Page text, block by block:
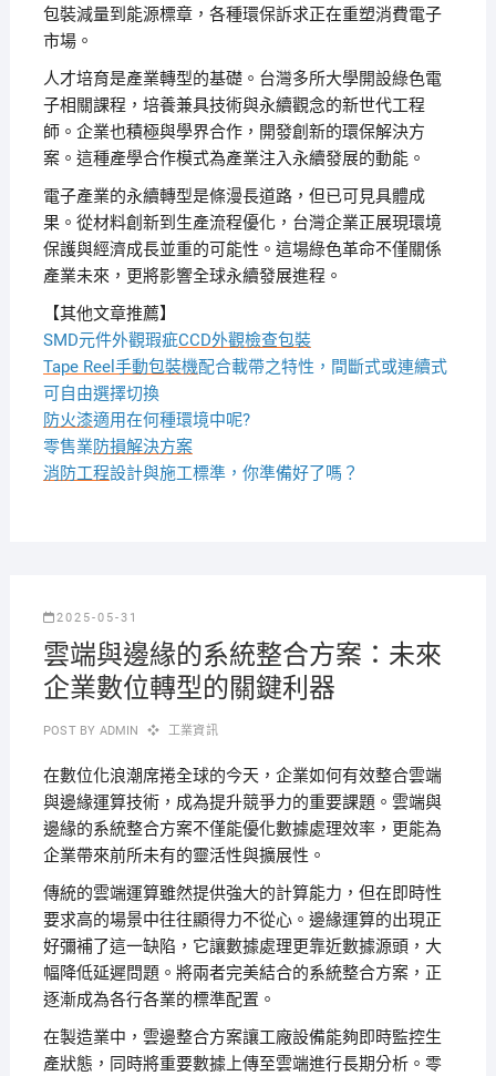
包裝減量到能源標章，各種環保訴求正在重塑消費電子
市場。
人才培育是產業轉型的基礎。台灣多所大學開設綠色電
子相關課程，培養兼具技術與永續觀念的新世代工程
師。企業也積極與學界合作，開發創新的環保解決方
案。這種產學合作模式為產業注入永續發展的動能。
電子產業的永續轉型是條漫長道路，但已可見具體成
果。從材料創新到生產流程優化，台灣企業正展現環境
保護與經濟成長並重的可能性。這場綠色革命不僅關係
產業未來，更將影響全球永續發展進程。
【其他文章推薦】
SMD元件外觀瑕疵CCD外觀檢查包裝
Tape Reel手動包裝機配合載帶之特性，間斷式或連續式
可自由選擇切換
防火漆適用在何種環境中呢?
零售業防損解決方案
消防工程設計與施工標準，你準備好了嗎？
2025-05-31
雲端與邊緣的系統整合方案：未來
企業數位轉型的關鍵利器
POST BY ADMIN 工業資訊
在數位化浪潮席捲全球的今天，企業如何有效整合雲端
與邊緣運算技術，成為提升競爭力的重要課題。雲端與
邊緣的系統整合方案不僅能優化數據處理效率，更能為
企業帶來前所未有的靈活性與擴展性。
傳統的雲端運算雖然提供強大的計算能力，但在即時性
要求高的場景中往往顯得力不從心。邊緣運算的出現正
好彌補了這一缺陷，它讓數據處理更靠近數據源頭，大
幅降低延遲問題。將兩者完美結合的系統整合方案，正
逐漸成為各行各業的標準配置。
在製造業中，雲邊整合方案讓工廠設備能夠即時監控生
產狀態，同時將重要數據上傳至雲端進行長期分析。零